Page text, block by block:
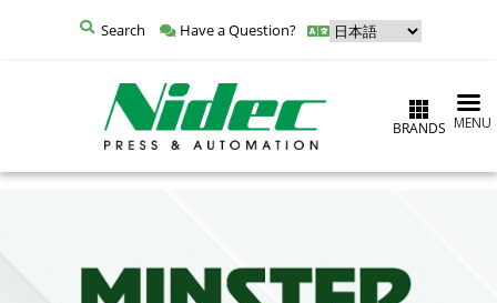
Have a Question?
Search
BRANDS MENU